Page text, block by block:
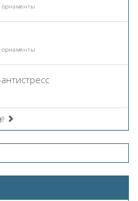
орнаменты
орнаменты